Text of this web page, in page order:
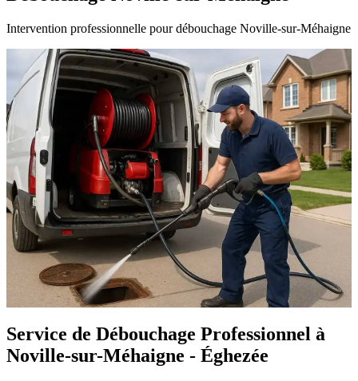
Intervention professionnelle pour débouchage Noville-sur-Méhaigne
Service de Débouchage Professionnel à
Noville-sur-Méhaigne - Éghezée